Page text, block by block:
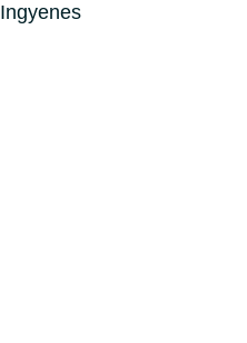
Ingyenes